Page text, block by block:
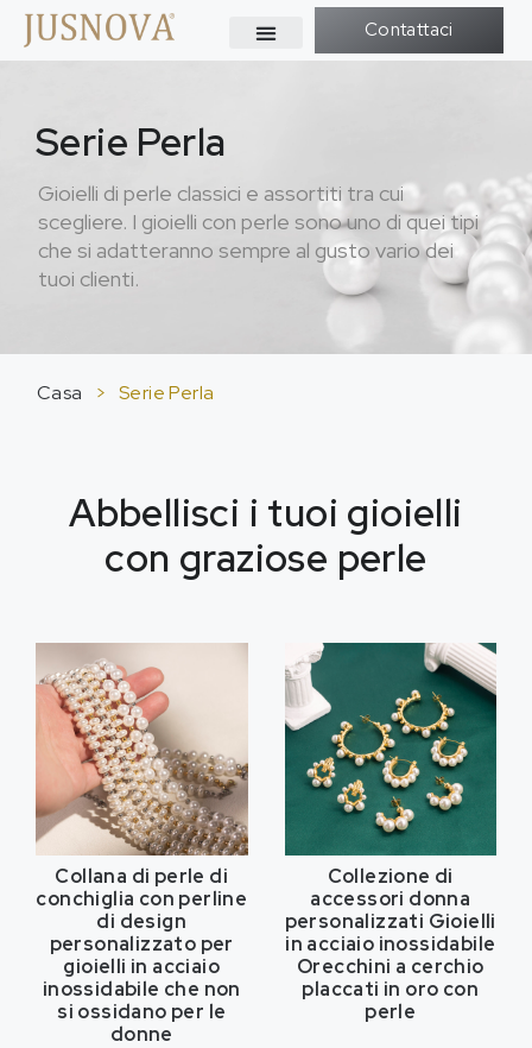
Contattaci
Serie Perla
Gioielli di perle classici e assortiti tra cui
scegliere. I gioielli con perle sono uno di quei tipi
che si adatteranno sempre al gusto vario dei
tuoi clienti.
Casa > Serie Perla
Abbellisci i tuoi gioielli
con graziose perle
Collana di perle di
conchiglia con perline
di design
personalizzato per
gioielli in acciaio
inossidabile che non
si ossidano per le
donne
Collezione di
accessori donna
personalizzati Gioielli
in acciaio inossidabile
Orecchini a cerchio
placcati in oro con
perle